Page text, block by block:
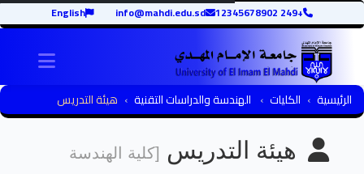
+249 12345678902
info@mahdi.edu.sd
English
الرئيسية الكليات الهندسة والدراسات التقنية هيئة التدريس
هيئة التدريس [كلية الهندسة